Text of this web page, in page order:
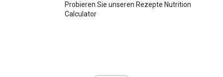
Probieren Sie unseren Rezepte Nutrition
Calculator